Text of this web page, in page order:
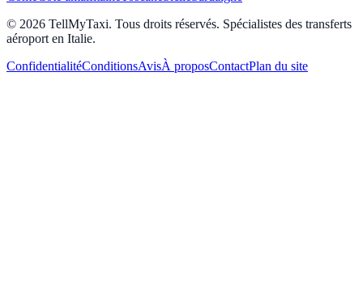
© 2026 TellMyTaxi. Tous droits réservés. Spécialistes des transferts
aéroport en Italie.
ConfidentialitéConditionsAvisÀ proposContactPlan du site